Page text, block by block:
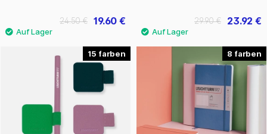
19.60 €
24.50 € 23.92 €
29.90 €
15 8